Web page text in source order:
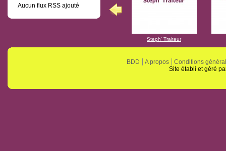
Aucun flux RSS ajouté
Steph' Traiteur
BDD A propos
Conditions
Site établi et géré